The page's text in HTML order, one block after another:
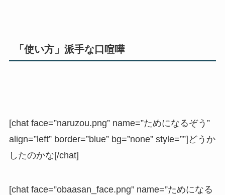
「使い方」派手な口喧嘩
[chat face=”naruzou.png” name=”ためになるぞう”
align=”left” border=”blue” bg=”none” style=””]どうか
したのかな[/chat]
[chat face=”obaasan_face.png” name=”ためになる